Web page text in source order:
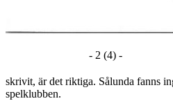
- 2 (4) -
skrivit, är det riktiga. Sålunda fanns
spelklubben.